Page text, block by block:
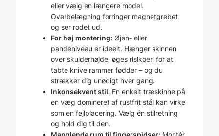
eller vælg en længere model.
Overbelægning forringer magnetgrebet
og ser rodet ud.
For høj montering: Øjen- eller
pandeniveau er ideelt. Hænger skinnen
over skulderhøjde, øges risikoen for at
tabte knive rammer fødder – og du
strækker dig unødigt hver gang.
Inkonsekvent stil: En enkelt træskinne på
en væg domineret af rustfrit stål kan virke
som en fejlplacering. Vælg én stilretning
og hold dig til den.